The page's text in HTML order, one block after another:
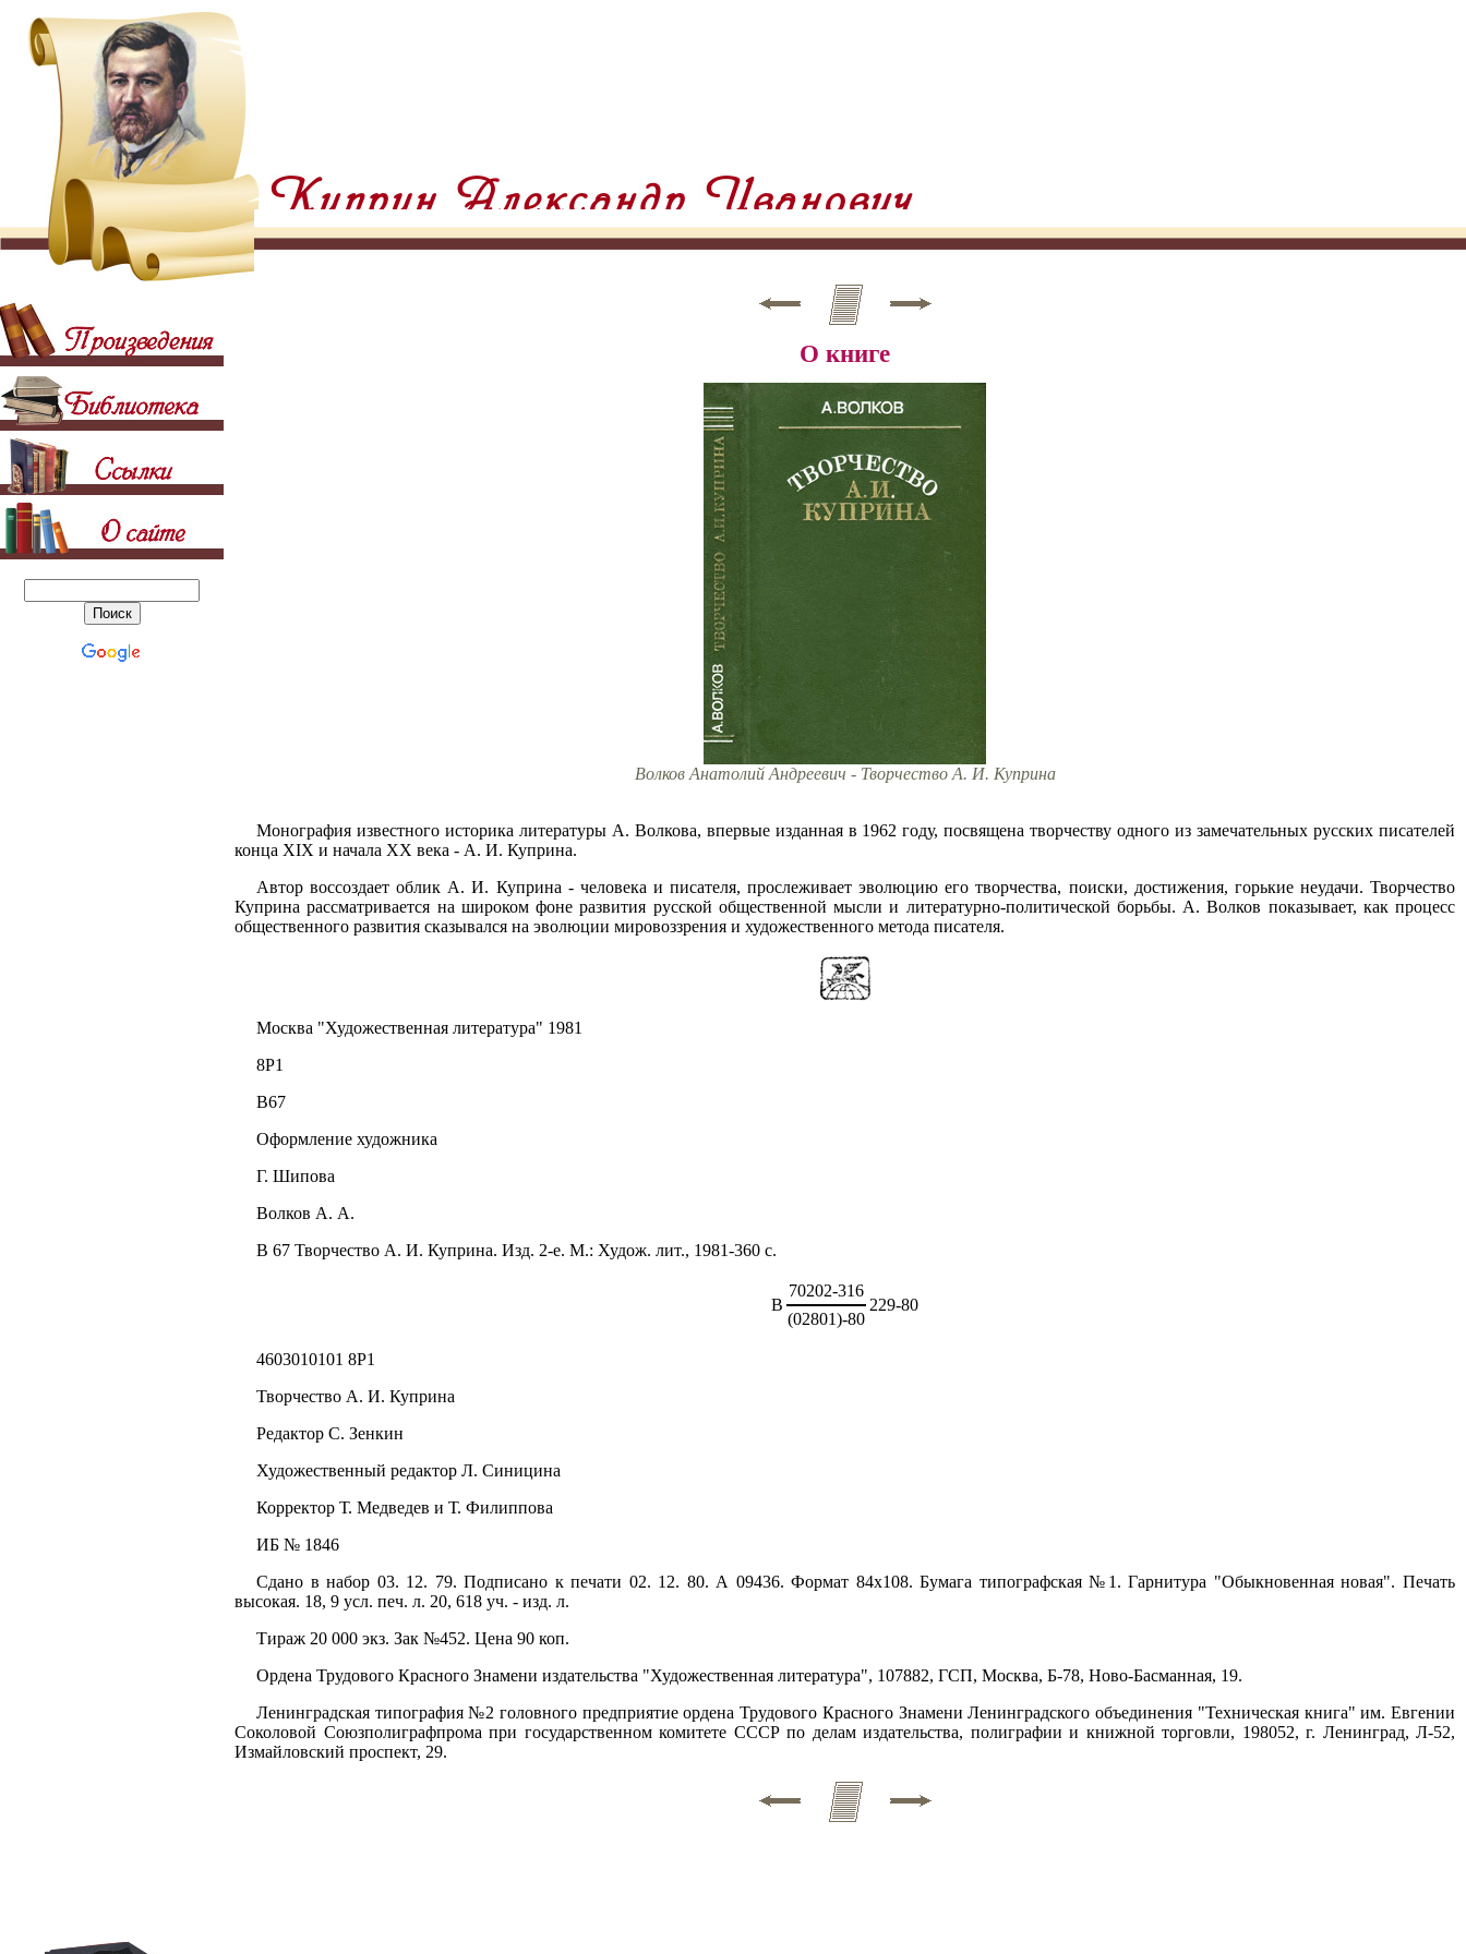
О книге
Волков Анатолий Андреевич - Творчество А. И. Куприна
Монография известного историка литературы А. Волкова, впервые изданная в 1962 году, посвящена творчеству одного из замечательных русских писателей
конца XIX и начала XX века - А. И. Куприна.
Автор воссоздает облик А. И. Куприна - человека и писателя, прослеживает эволюцию его творчества, поиски, достижения, горькие неудачи. Творчество
Куприна рассматривается на широком фоне развития русской общественной мысли и литературно-политической борьбы. А. Волков показывает, как процесс
общественного развития сказывался на эволюции мировоззрения и художественного метода писателя.
Москва "Художественная литература" 1981
8Р1
В67
Оформление художника
Г. Шипова
Волков А. А.
В 67 Творчество А. И. Куприна. Изд. 2-е. М.: Худож. лит., 1981-360 с.
В
70202-316
229-80
(02801)-80
4603010101 8P1
Творчество А. И. Куприна
Редактор С. Зенкин
Художественный редактор Л. Синицина
Корректор Т. Медведев и Т. Филиппова
ИБ № 1846
Сдано в набор 03. 12. 79. Подписано к печати 02. 12. 80. А 09436. Формат 84х108. Бумага типографская №1. Гарнитура "Обыкновенная новая". Печать
высокая. 18, 9 усл. печ. л. 20, 618 уч. - изд. л.
Тираж 20 000 экз. Зак №452. Цена 90 коп.
Ордена Трудового Красного Знамени издательства "Художественная литература", 107882, ГСП, Москва, Б-78, Ново-Басманная, 19.
Ленинградская типография №2 головного предприятие ордена Трудового Красного Знамени Ленинградского объединения "Техническая книга" им. Евгении
Соколовой Союзполиграфпрома при государственном комитете СССР по делам издательства, полиграфии и книжной торговли, 198052, г. Ленинград, Л-52,
Измайловский проспект, 29.